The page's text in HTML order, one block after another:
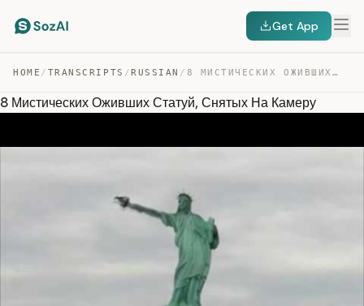
Get App
HOME / TRANSCRIPTS /RUSSIAN / 8 МИСТИЧЕСКИХ ОЖИВШИХ СТАТУЙ, СНЯТЫХ НА КАМЕРУ — TRANSCRIPT
8 Мистических Оживших Статуй, Снятых На Камеру